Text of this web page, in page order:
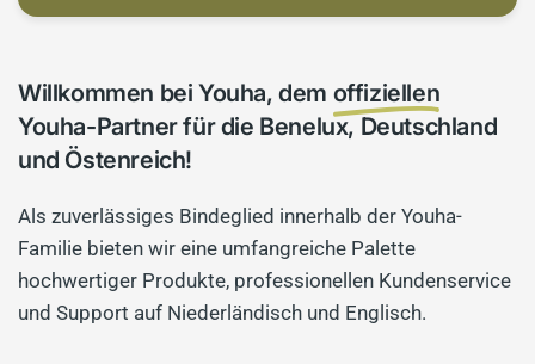
Willkommen bei Youha, dem offiziellen
Youha-Partner für die Benelux, Deutschland
und Östenreich!
Als zuverlässiges Bindeglied innerhalb der Youha-
Familie bieten wir eine umfangreiche Palette
hochwertiger Produkte, professionellen Kundenservice
und Support auf Niederländisch und Englisch.